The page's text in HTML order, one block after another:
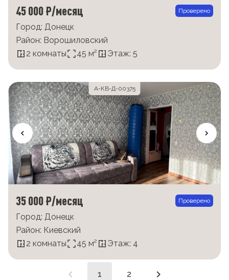
45 000 ₽/месяц Проверено
Город: Донецк
Район: Ворошиловский
2 комнаты
45 м² Этаж: 5
А-КВ-Д-00375
35 000 ₽/месяц Проверено
Город: Донецк
Район: Киевский
2 комнаты
45 м² Этаж: 4
1 2